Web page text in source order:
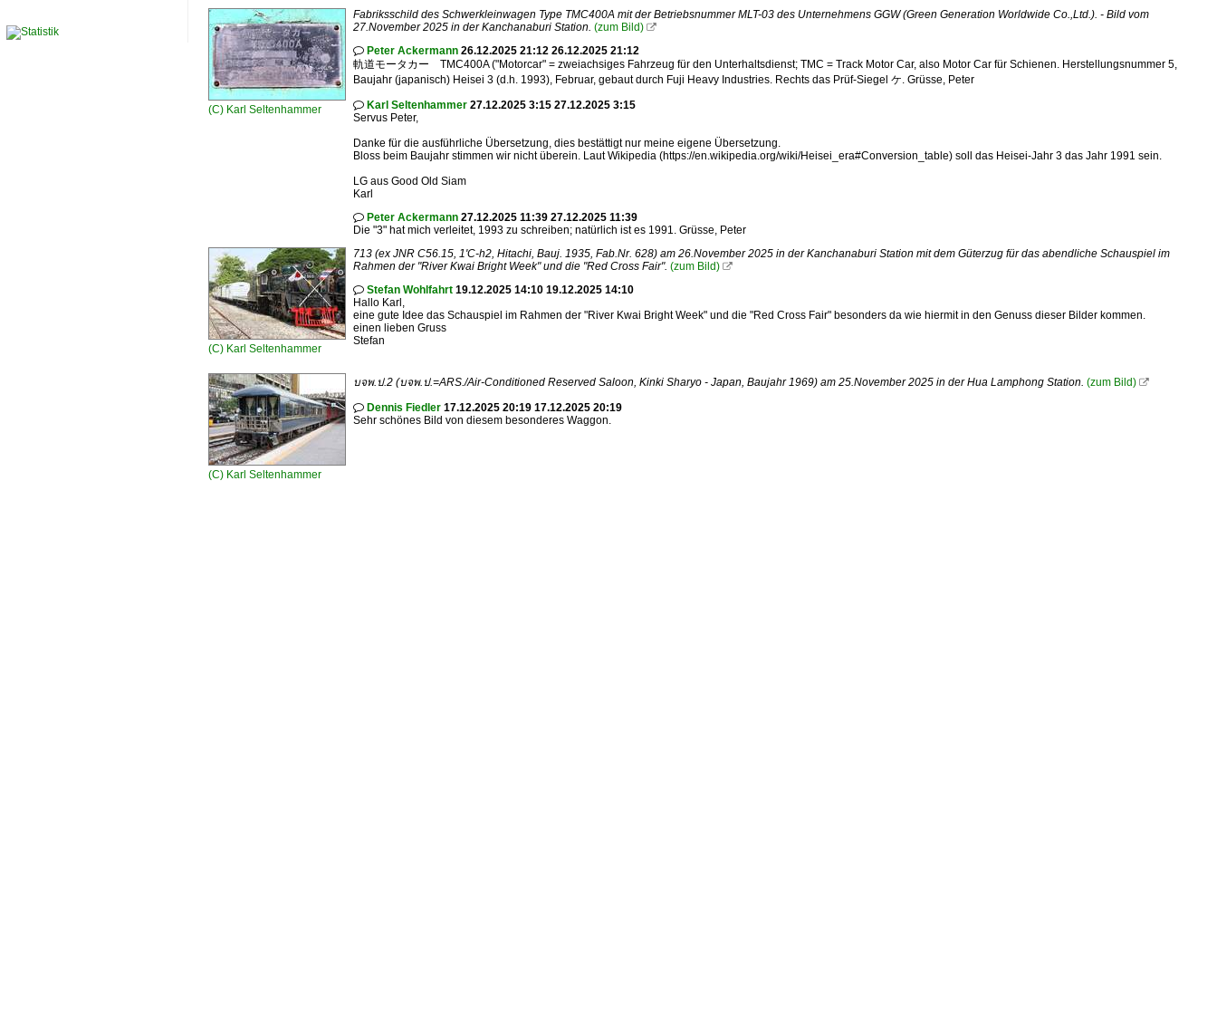
(C) Karl Seltenhammer
Fabriksschild des Schwerkleinwagen Type TMC400A mit der Betriebsnummer MLT-03 des Unternehmens GGW (Green Generation Worldwide Co.,Ltd.). - Bild vom
27.November 2025 in der Kanchanaburi Station. (zum Bild) 
 Peter Ackermann 26.12.2025 21:12 26.12.2025 21:12
軌道モータカー TMC400A ("Motorcar" = zweiachsiges Fahrzeug für den Unterhaltsdienst; TMC = Track Motor Car, also Motor Car für Schienen. Herstellungsnummer 5,
Baujahr (japanisch) Heisei 3 (d.h. 1993), Februar, gebaut durch Fuji Heavy Industries. Rechts das Prüf-Siegel ケ. Grüsse, Peter
 Karl Seltenhammer 27.12.2025 3:15 27.12.2025 3:15
Servus Peter,
Danke für die ausführliche Übersetzung, dies bestättigt nur meine eigene Übersetzung.
Bloss beim Baujahr stimmen wir nicht überein. Laut Wikipedia (https://en.wikipedia.org/wiki/Heisei_era#Conversion_table) soll das Heisei-Jahr 3 das Jahr 1991 sein.
LG aus Good Old Siam
Karl
 Peter Ackermann 27.12.2025 11:39 27.12.2025 11:39
Die "3" hat mich verleitet, 1993 zu schreiben; natürlich ist es 1991. Grüsse, Peter
(C) Karl Seltenhammer
713 (ex JNR C56.15, 1'C-h2, Hitachi, Bauj. 1935, Fab.Nr. 628) am 26.November 2025 in der Kanchanaburi Station mit dem Güterzug für das abendliche Schauspiel im
Rahmen der "River Kwai Bright Week" und die "Red Cross Fair". (zum Bild) 
 Stefan Wohlfahrt 19.12.2025 14:10 19.12.2025 14:10
Hallo Karl,
eine gute Idee das Schauspiel im Rahmen der "River Kwai Bright Week" und die "Red Cross Fair" besonders da wie hiermit in den Genuss dieser Bilder kommen.
einen lieben Gruss
Stefan
(C) Karl Seltenhammer
บจพ.ป.2 (บจพ.ป.=ARS./Air-Conditioned Reserved Saloon, Kinki Sharyo - Japan, Baujahr 1969) am 25.November 2025 in der Hua Lamphong Station. (zum Bild) 
 Dennis Fiedler 17.12.2025 20:19 17.12.2025 20:19
Sehr schönes Bild von diesem besonderes Waggon.